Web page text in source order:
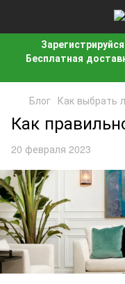
Бесплатная
Блог Как выбрать
Как
20 февраля 2023